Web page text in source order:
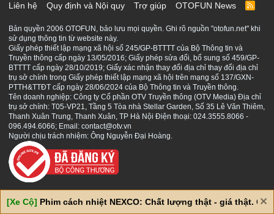
Liên hệ
Quy định và Nội quy Trợ giúp OTOFUN News
R
S
Bản quyền 2006 OTOFUN, bảo lưu mọi quyền. Ghi rõ nguồn "otofun.net" khi
sử dụng thông tin từ website này.
Giấy phép thiết lập mạng xã hội số 245/GP-BTTTT của Bộ Thông tin và
Truyền thông cấp ngày 13/05/2016; Giấy phép sửa đổi, bổ sung số 459/GP-
BTTTT cấp ngày 28/10/2019; Giấy xác nhận thay đổi địa chỉ thay đổi địa chỉ
trụ sở chính trong Giấy phép thiết lập mạng xã hội trên mạng số 137/GXN-
PTTH&TTĐT cấp ngày 28/06/2024 của Bộ Thông tin và Truyền thông.
Tên doanh nghiệp: Công ty Cổ phần OTV Truyền thông (OTV Media) Địa chỉ
trụ sở chính: T05-VP21, Tầng 5 Tòa nhà Stellar Garden, Số 35 Lê Văn Thiêm,
Thanh Xuân Trung, Thanh Xuân, TP Hà Nội Điện thoại: 024.3555.8066 -
096.494.6066; Email: contact@otv.vn
Người chịu trách nhiệm: Ông Nguyễn Đại Hoàng.
[Xe Cộ] Phim cách nhiệt NEXCO: Chất lượng thật - giá thật. Giá